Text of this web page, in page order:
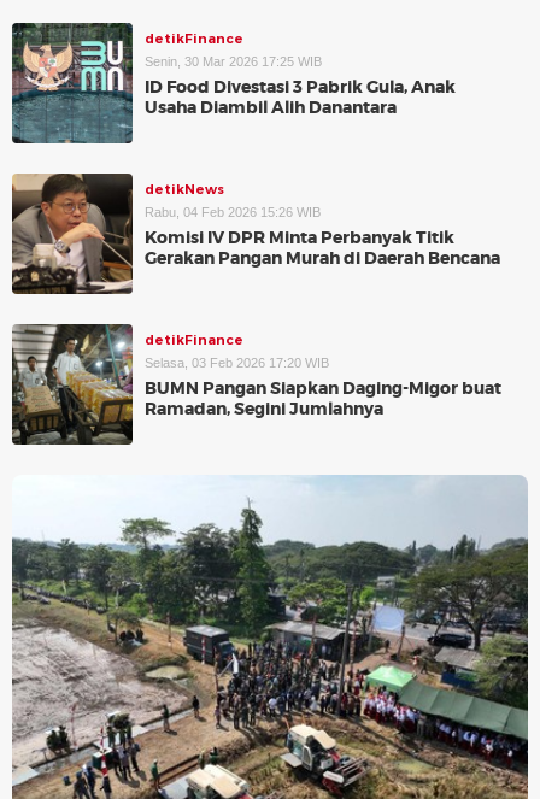
detikFinance
Senin, 30 Mar 2026 17:25 WIB
ID Food Divestasi 3 Pabrik Gula, Anak
Usaha Diambil Alih Danantara
detikNews
Rabu, 04 Feb 2026 15:26 WIB
Komisi IV DPR Minta Perbanyak Titik
Gerakan Pangan Murah di Daerah Bencana
detikFinance
Selasa, 03 Feb 2026 17:20 WIB
BUMN Pangan Siapkan Daging-Migor buat
Ramadan, Segini Jumlahnya